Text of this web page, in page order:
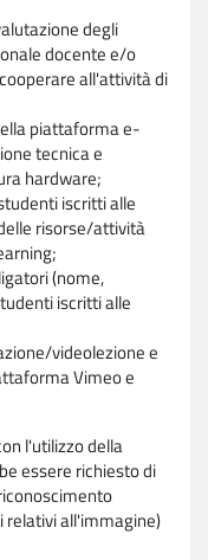
degli
docente e/o
all'attività di
piattaforma e-
tecnica e
hardware;
iscritti alle
risorse/attività
(nome,
iscritti alle
videolezione e
Vimeo e
l'utilizzo della
essere richiesto di
all'immagine)